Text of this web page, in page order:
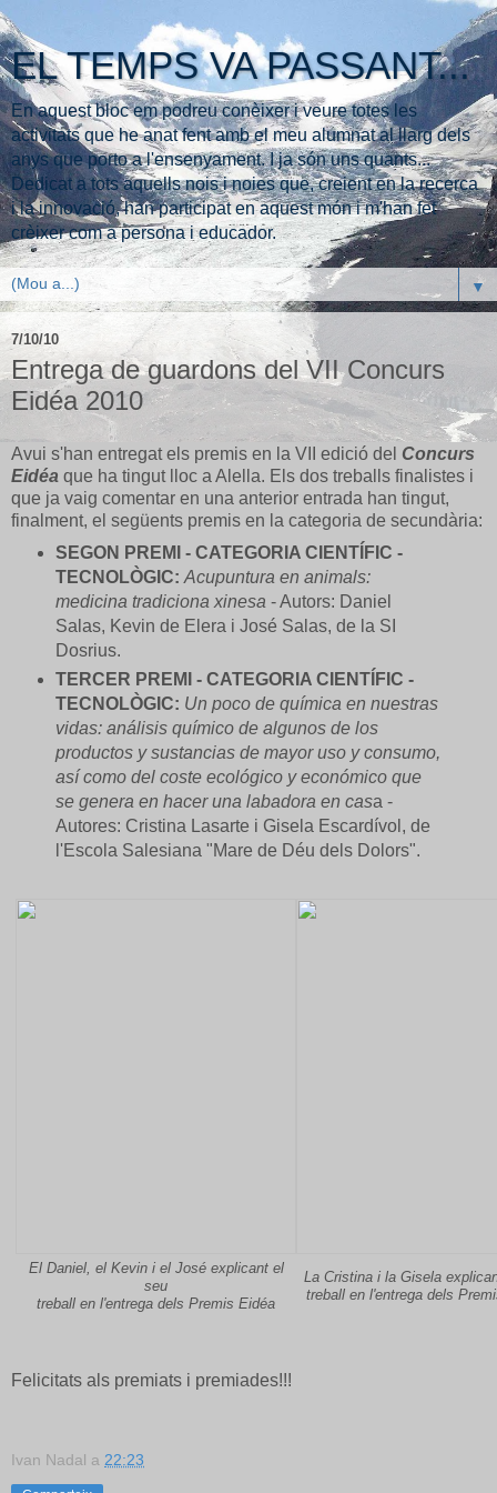
EL TEMPS VA PASSANT...
En aquest bloc em podreu conèixer i veure totes les
activitats que he anat fent amb el meu alumnat al llarg dels
anys que porto a l'ensenyament. I ja són uns quants...
Dedicat a tots aquells nois i noies que, creient en la recerca
i la innovació, han participat en aquest món i m'han fet
crèixer com a persona i educador.
▼
7/10/10
Entrega de guardons del VII Concurs
Eidéa 2010
Avui s'han entregat els premis en la VII edició del Concurs
Eidéa que ha tingut lloc a Alella. Els dos treballs finalistes i
que ja vaig comentar en una anterior entrada han tingut,
finalment, el següents premis en la categoria de secundària:
SEGON PREMI - CATEGORIA CIENTÍFIC -
TECNOLÒGIC: Acupuntura en animals:
medicina tradiciona xinesa - Autors: Daniel
Salas, Kevin de Elera i José Salas, de la SI
Dosrius.
TERCER PREMI - CATEGORIA CIENTÍFIC -
TECNOLÒGIC: Un poco de química en nuestras
vidas: análisis químico de algunos de los
productos y sustancias de mayor uso y consumo,
así como del coste ecológico y económico que
se genera en hacer una labadora en casa -
Autores: Cristina Lasarte i Gisela Escardívol, de
l'Escola Salesiana "Mare de Déu dels Dolors".
El Daniel, el Kevin i el José explicant el
seu
treball en l'entrega dels Premis Eidéa
La Cristina i la Gisela
treball en l'entrega dels
Felicitats als premiats i premiades!!!
Ivan Nadal a 22:23